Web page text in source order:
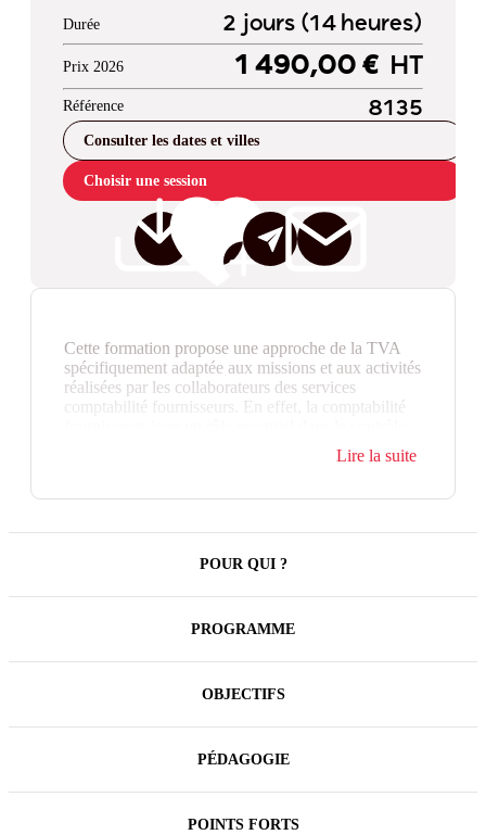
Durée 2 jours (14 heures)
Prix 2026 1 490,00 € HT
Référence 8135
Consulter les dates et villes
Choisir une session
Cette formation propose une approche de la TVA
spécifiquement adaptée aux missions et aux activités
réalisées par les collaborateurs des services
comptabilité fournisseurs. En effet, la comptabilité
de la conformité des factures au regard des règles de
la TVA et la maîtrise du risque fiscal relatif à la
2026 et du e-reporting modifie les modalités de
Lire la suite
POUR QUI ?
PROGRAMME
OBJECTIFS
PÉDAGOGIE
POINTS FORTS